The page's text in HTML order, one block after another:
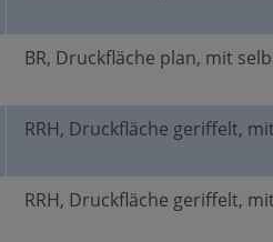
BR, Druckfläche plan, mit
RRH, Druckfläche geriffelt,
RRH, Druckfläche geriffelt,